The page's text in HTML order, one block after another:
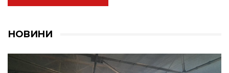
НОВИНИ